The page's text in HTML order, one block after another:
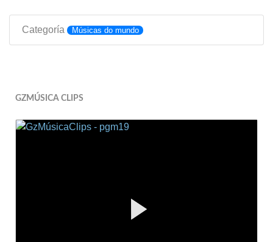
Categoría Músicas do mundo
GZMÚSICA CLIPS